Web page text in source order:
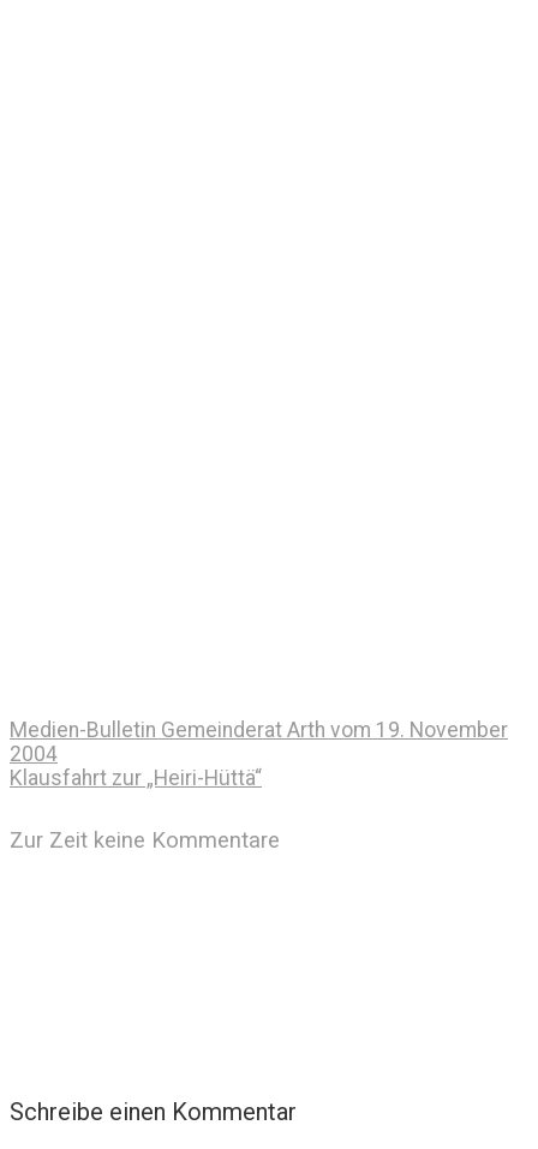
Medien-Bulletin Gemeinderat Arth vom 19. November
2004
Klausfahrt zur „Heiri-Hüttä“
Zur Zeit keine Kommentare
Schreibe einen Kommentar